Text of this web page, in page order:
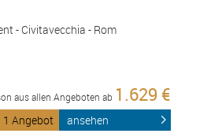
- Civitavecchia - Rom
aus allen Angeboten ab 1.629 €
1 Angebot ansehen